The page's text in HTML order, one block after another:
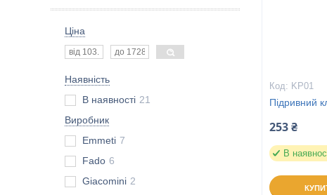
Ціна
Наявність
В наявності 21
Виробник
Emmeti 7
Fado 6
Giacomini 2
KP01
Підривний
253 ₴
В